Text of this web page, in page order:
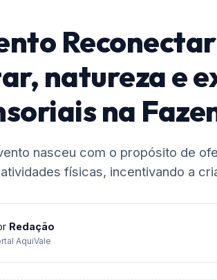
natureza e
na
nasceu com o propósito de
físicas, incentivando a
Redação
AquiVale